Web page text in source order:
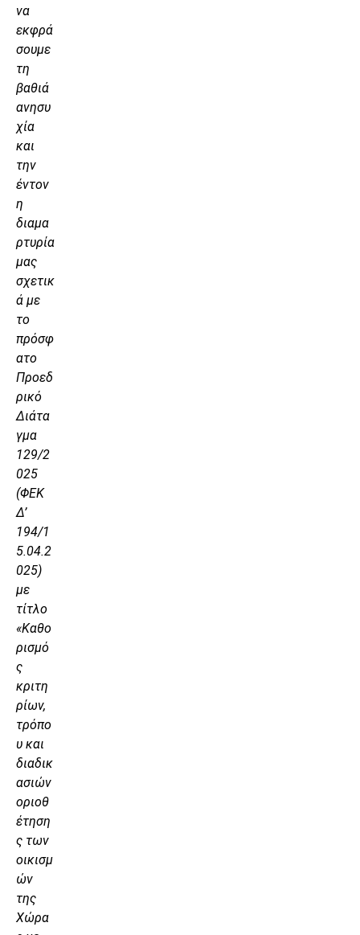
να
εκφρά
σουμε
τη
βαθιά
ανησυ
χία
και
την
έντον
η
διαμα
ρτυρία
μας
σχετικ
ά με
το
πρόσφ
ατο
Προεδ
ρικό
Διάτα
γμα
129/2
025
(ΦΕΚ
Δ’
194/1
5.04.2
025)
με
τίτλο
«Καθο
ρισμό
ς
κριτη
ρίων,
τρόπο
υ και
διαδικ
ασιών
οριοθ
έτηση
ς των
οικισμ
ών
της
Χώρα